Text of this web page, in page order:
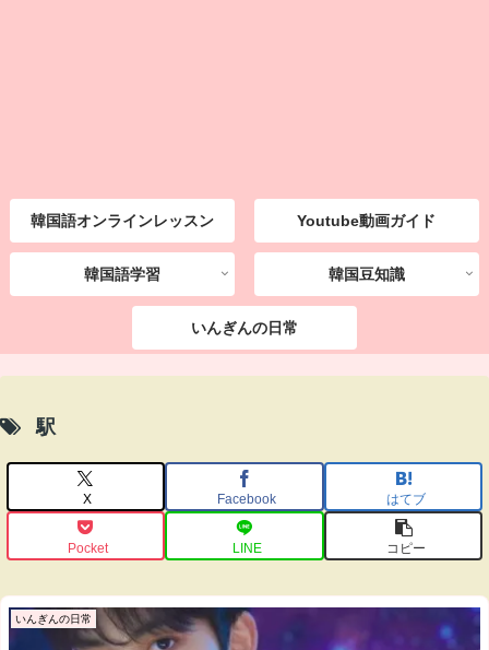
韓国語オンラインレッスン Youtube動画ガイド
韓国語学習 韓国豆知識
いんぎんの日常
駅
X Facebook はてブ
Pocket LINE コピー
いんぎんの日常